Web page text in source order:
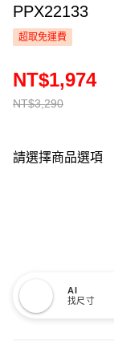
PPX22133
超取免運費
NT$3,290
NT$1,974
請選擇商品選項
AI
找尺寸